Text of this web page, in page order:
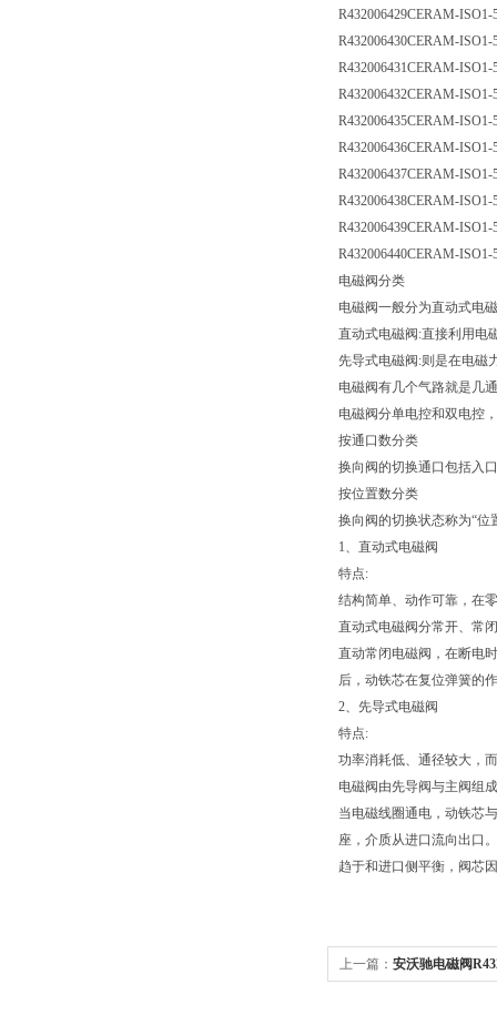
R432006429CERAM-ISO1-
R432006430CERAM-ISO1-
R432006431CERAM-ISO1-
R432006432CERAM-ISO1-
R432006435CERAM-ISO1-
R432006436CERAM-ISO1-
R432006437CERAM-ISO1-
R432006438CERAM-ISO1-
R432006439CERAM-ISO1-
R432006440CERAM-ISO1-
电磁阀分类
电磁阀一般分为直动式电
直动式电磁阀:直接利用电
先导式电磁阀:则是在电磁
电磁阀有几个气路就是几
电磁阀分单电控和双电控
按通口数分类
换向阀的切换通口包括入
按位置数分类
换向阀的切换状态称为“
1、直动式电磁阀
特点:
结构简单、动作可靠，在
直动式电磁阀分常开、常
直动常闭电磁阀，在断电
后，动铁芯在复位弹簧的
2、先导式电磁阀
特点:
功率消耗低、通径较大，
电磁阀由先导阀与主阀组
当电磁线圈通电，动铁芯
座，介质从进口流向出口
趋于和进口侧平衡，阀芯
上一篇： 安沃驰电磁阀